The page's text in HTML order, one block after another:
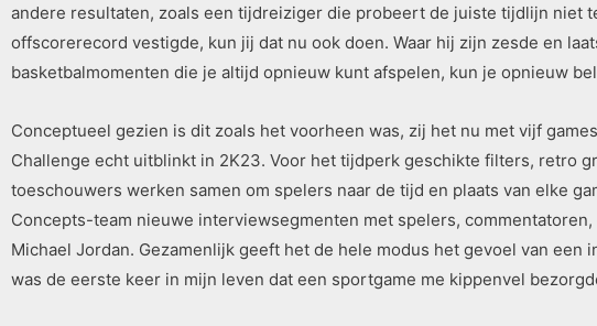
andere resultaten, zoals een tijdreiziger die probeert de juiste tijdlijn niet
offscorerecord vestigde, kun jij dat nu ook doen. Waar hij zijn zesde en
basketbalmomenten die je altijd opnieuw kunt afspelen, kun je opnieuw
Conceptueel gezien is dit zoals het voorheen was, zij het nu met vijf
Challenge echt uitblinkt in 2K23. Voor het tijdperk geschikte filters, retro
toeschouwers werken samen om spelers naar de tijd en plaats van elke
Concepts-team nieuwe interviewsegmenten met spelers,
Michael Jordan. Gezamenlijk geeft het de hele modus het gevoel van
was de eerste keer in mijn leven dat een sportgame me kippenvel